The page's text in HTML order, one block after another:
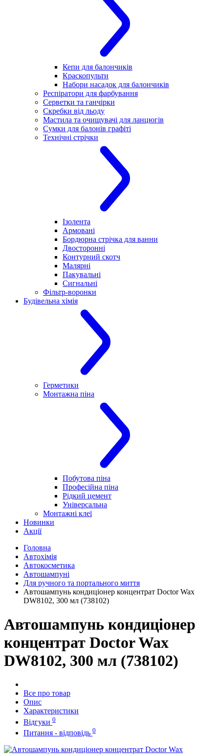
Кепи для балончиків
Краскопульти
Набори насадок для балончиків
Респіратори для фарбування
Серветки та ганчірки
Скребки від льоду
Мастила та очищувачі для ланцюгів
Сумки для балонів графіті
Технічні стрічки
Ізолента
Армовані
Бордюрна стрічка для ванни
Двосторонні
Контурний скотч
Малярні
Пакувальні
Сигнальні
Фільтр-воронки
Будівельна хімія
Герметики
Монтажна піна
Побутова піна
Професійна піна
Рідкий цемент
Універсальна
Монтажні клеї
Новинки
Акції
Головна
Автохімія
Автокосметика
Автошампуні
Для ручного та портального миття
Автошампунь кондиціонер концентрат Doctor Wax
DW8102, 300 мл (738102)
Автошампунь кондиціонер
концентрат Doctor Wax
DW8102, 300 мл (738102)
Все про товар
Опис
Характеристики
Відгуки 0
Питання - відповідь 0